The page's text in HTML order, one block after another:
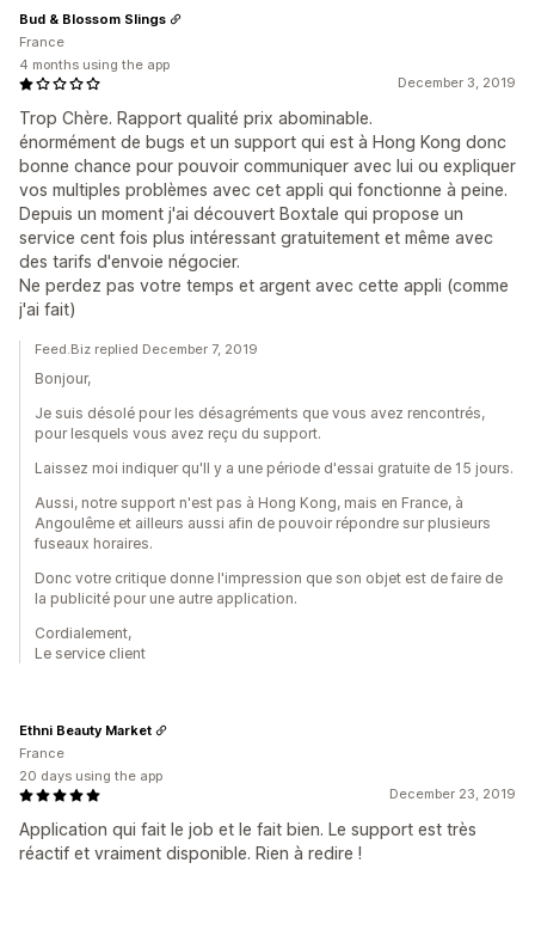
December 3, 2019
Trop Chère. Rapport qualité prix abominable.
énormément de bugs et un support qui est à Hong Kong donc
bonne chance pour pouvoir communiquer avec lui ou expliquer
vos multiples problèmes avec cet appli qui fonctionne à peine.
Depuis un moment j'ai découvert Boxtale qui propose un
service cent fois plus intéressant gratuitement et même avec
des tarifs d'envoie négocier.
Ne perdez pas votre temps et argent avec cette appli (comme
j'ai fait)
Bud & Blossom Slings
France
4 months using the app
Feed.Biz replied December 7, 2019
Bonjour,
Je suis désolé pour les désagréments que vous avez rencontrés,
pour lesquels vous avez reçu du support.
Laissez moi indiquer qu'Il y a une période d'essai gratuite de 15 jours.
Aussi, notre support n'est pas à Hong Kong, mais en France, à
Angoulême et ailleurs aussi afin de pouvoir répondre sur plusieurs
fuseaux horaires.
Donc votre critique donne l'impression que son objet est de faire de
la publicité pour une autre application.
Cordialement,
Le service client
December 23, 2019
Application qui fait le job et le fait bien. Le support est très
réactif et vraiment disponible. Rien à redire !
Ethni Beauty Market
France
20 days using the app